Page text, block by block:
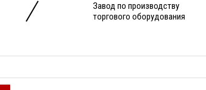
Завод по производству
торгового оборудования